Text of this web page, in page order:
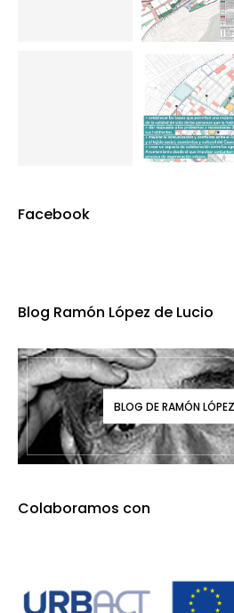
Facebook
Blog Ramón López de Lucio
BLOG DE RAMÓN
Colaboramos con